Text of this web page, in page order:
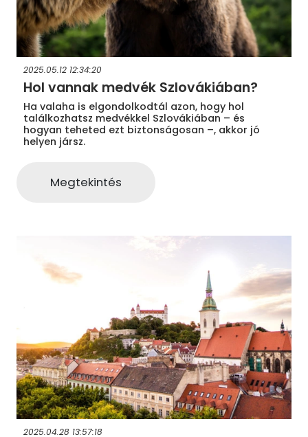
2025.05.12 12:34:20
Hol vannak medvék Szlovákiában?
Ha valaha is elgondolkodtál azon, hogy hol
találkozhatsz medvékkel Szlovákiában – és
hogyan teheted ezt biztonságosan –, akkor jó
helyen jársz.
Megtekintés
2025.04.28 13:57:18